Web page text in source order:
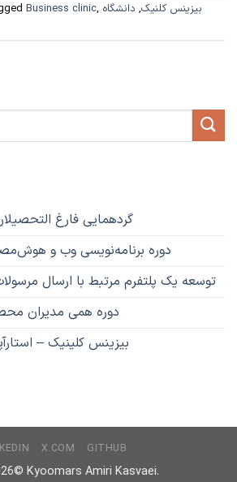
Business clinic, بیزینس کلنیک, دانشگاه
گردهمایی فارغ
دوره برنامه‌نویسی وب و
توسعه یک پلتفرم مرتبط با ارسال
دوره همی مدیران
بیزینس کلینیک –
X.COM GITHUB
Kyoomars Amiri Kasvaei.